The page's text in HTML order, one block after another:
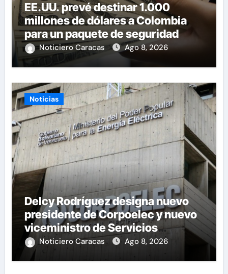
EE.UU. prevé destinar 1.000
millones de dólares a Colombia
para un paquete de seguridad
Noticiero Caracas Ago 8, 2026
Noticias
Delcy Rodríguez designa nuevo
presidente de Corpoelec y nuevo
viceministro de Servicios
Eléctricos
Noticiero Caracas Ago 8, 2026